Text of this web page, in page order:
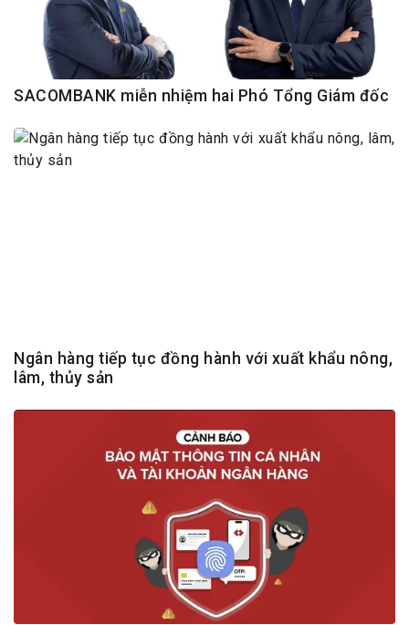
SACOMBANK miễn nhiệm hai Phó Tổng Giám đốc
Ngân hàng tiếp tục đồng hành với xuất khẩu nông,
lâm, thủy sản